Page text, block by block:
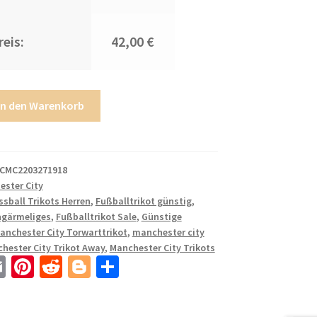
42,00 €
den Warenkorb
City
Trikots Herren, Fußballtrikot günstig,
, Fußballtrikot Sale, Günstige
City Torwarttrikot, manchester city
City Trikot Away, Manchester City Trikots
E Pi R Bl T